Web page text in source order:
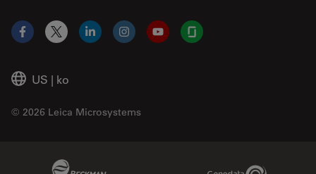
US | ko
© 2026 Leica Microsystems
Facebook
X LinkedInInstagramYouTubeGlassdoor
Genedata Link